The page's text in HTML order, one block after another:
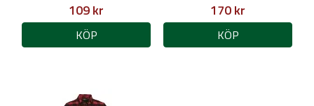
109 kr
KÖP
170 kr
KÖP